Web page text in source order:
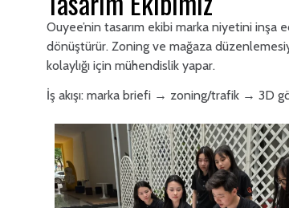
Ouyee’nin tasarım ekibi marka niyetini
dönüştürür. Zoning ve mağaza
kolaylığı için mühendislik yapar.
İş akışı: marka briefi → zoning/trafik → 3D